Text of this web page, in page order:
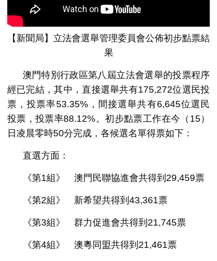
【新聞局】立法會選舉管理委員會公佈初步點票結
果
澳門特別行政區第八屆立法會選舉的投票程序
經已完結，其中，直接選舉共有175,272位選民投
票，投票率53.35%，間接選舉共有6,645位選民
投票，投票率88.12%。初步點票工作在今（15）
日凌晨零時50分完成，各候選名單得票如下：
直選方面：
《第1組》 澳門民聯協進會共得到29,459票
《第2組》 新希望共得到43,361票
《第3組》 群力促進會共得到21,745票
《第4組》 澳粵同盟共得到21,461票